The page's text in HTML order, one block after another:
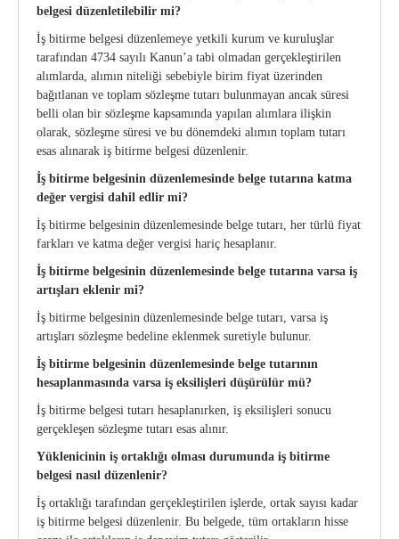
belgesi düzenletilebilir mi?
İş bitirme belgesi düzenlemeye yetkili kurum ve kuruluşlar
tarafından 4734 sayılı Kanun’a tabi olmadan gerçekleştirilen
alımlarda, alımın niteliği sebebiyle birim fiyat üzerinden
bağıtlanan ve toplam sözleşme tutarı bulunmayan ancak süresi
belli olan bir sözleşme kapsamında yapılan alımlara ilişkin
olarak, sözleşme süresi ve bu dönemdeki alımın toplam tutarı
esas alınarak iş bitirme belgesi düzenlenir.
İş bitirme belgesinin düzenlemesinde belge tutarına katma
değer vergisi dahil edlir mi?
İş bitirme belgesinin düzenlemesinde belge tutarı, her türlü fiyat
farkları ve katma değer vergisi hariç hesaplanır.
İş bitirme belgesinin düzenlemesinde belge tutarına varsa iş
artışları eklenir mi?
İş bitirme belgesinin düzenlemesinde belge tutarı, varsa iş
artışları sözleşme bedeline eklenmek suretiyle bulunur.
İş bitirme belgesinin düzenlemesinde belge tutarının
hesaplanmasında varsa iş eksilişleri düşürülür mü?
İş bitirme belgesi tutarı hesaplanırken, iş eksilişleri sonucu
gerçekleşen sözleşme tutarı esas alınır.
Yüklenicinin iş ortaklığı olması durumunda iş bitirme
belgesi nasıl düzenlenir?
İş ortaklığı tarafından gerçekleştirilen işlerde, ortak sayısı kadar
iş bitirme belgesi düzenlenir. Bu belgede, tüm ortakların hisse